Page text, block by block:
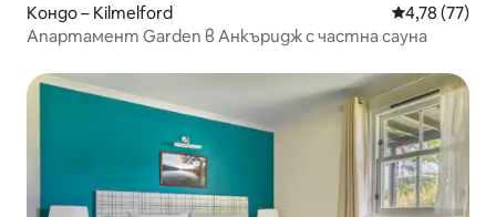
Кондо – Kilmelford Средна
4,78 (77)
Апартамент Garden в Анкъридж с частна сауна